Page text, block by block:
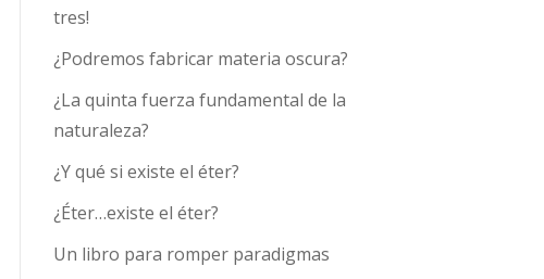
tres!
¿Podremos fabricar materia oscura?
¿La quinta fuerza fundamental de la
naturaleza?
¿Y qué si existe el éter?
¿Éter…existe el éter?
Un libro para romper paradigmas